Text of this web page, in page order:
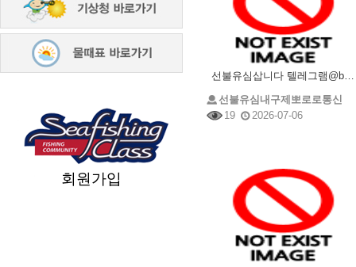
회원가입
선불유심삽니다 텔레그램@brrsim_7 선불유심내구제 뽀로로통신 선불유심매입 선불유심구매 소액내구제
선불유심내구제뽀로로통신
19
2026-07-06